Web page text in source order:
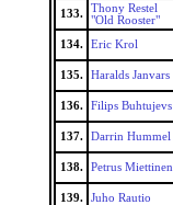
133.
Thony Restel
"Old Rooster"
134. Eric Krol
135. Haralds Janvars
136. Filips Buhtujevs
137. Darrin Hummel
138. Petrus Miettinen
139. Juho Rautio